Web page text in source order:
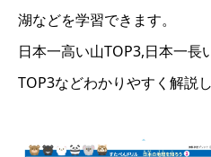
湖などを学習できます。
日本一高い山TOP3,日本一長
TOP3などわかりやすく解説し